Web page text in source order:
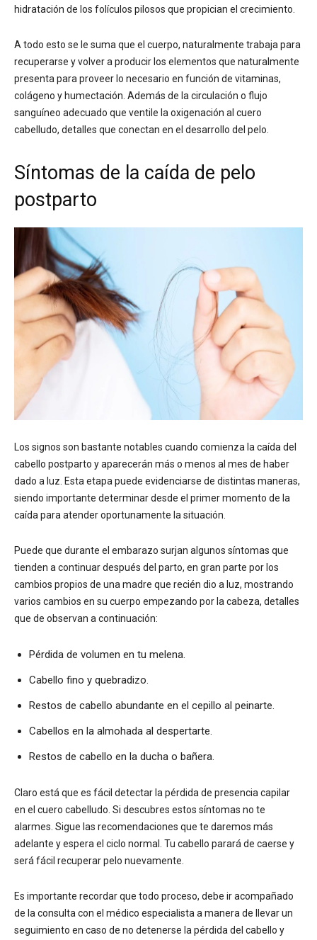
hidratación de los folículos pilosos que propician el crecimiento.
A todo esto se le suma que el cuerpo, naturalmente trabaja para
recuperarse y volver a producir los elementos que naturalmente
presenta para proveer lo necesario en función de vitaminas,
colágeno y humectación. Además de la circulación o flujo
sanguíneo adecuado que ventile la oxigenación al cuero
cabelludo, detalles que conectan en el desarrollo del pelo.
Síntomas de la caída de pelo
postparto
Los signos son bastante notables cuando comienza la caída del
cabello postparto y aparecerán más o menos al mes de haber
dado a luz. Esta etapa puede evidenciarse de distintas maneras,
siendo importante determinar desde el primer momento de la
caída para atender oportunamente la situación.
Puede que durante el embarazo surjan algunos síntomas que
tienden a continuar después del parto, en gran parte por los
cambios propios de una madre que recién dio a luz, mostrando
varios cambios en su cuerpo empezando por la cabeza, detalles
que de observan a continuación:
Pérdida de volumen en tu melena.
Cabello fino y quebradizo.
Restos de cabello abundante en el cepillo al peinarte.
Cabellos en la almohada al despertarte.
Restos de cabello en la ducha o bañera.
Claro está que es fácil detectar la pérdida de presencia capilar
en el cuero cabelludo. Si descubres estos síntomas no te
alarmes. Sigue las recomendaciones que te daremos más
adelante y espera el ciclo normal. Tu cabello parará de caerse y
será fácil recuperar pelo nuevamente.
Es importante recordar que todo proceso, debe ir acompañado
de la consulta con el médico especialista a manera de llevar un
seguimiento en caso de no detenerse la pérdida del cabello y